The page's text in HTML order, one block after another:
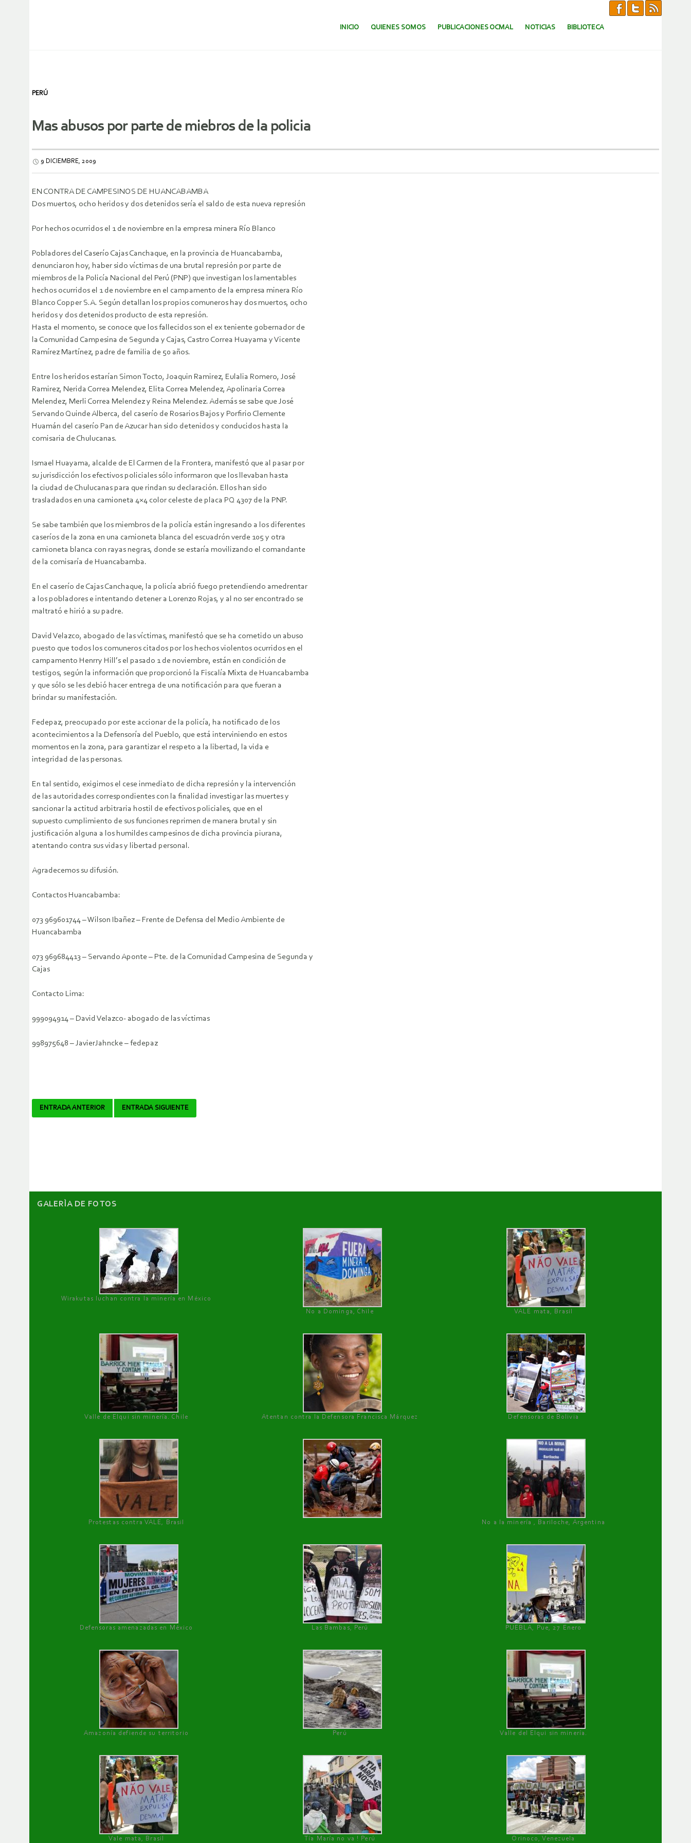
SALTAR AL CONTENIDO.
INICIO QUIENES SOMOS PUBLICACIONES OCMAL NOTICIAS BIBLIOTECA
PERÚ
Mas abusos por parte de miebros de la policia
9 DICIEMBRE, 2009
EN CONTRA DE CAMPESINOS DE HUANCABAMBA
Dos muertos, ocho heridos y dos detenidos sería el saldo de esta nueva represión
Por hechos ocurridos el 1 de noviembre en la empresa minera Río Blanco
Pobladores del Caserío Cajas Canchaque, en la provincia de Huancabamba,
denunciaron hoy, haber sido víctimas de una brutal represión por parte de
miembros de la Policía Nacional del Perú (PNP) que investigan los lamentables
hechos ocurridos el 1 de noviembre en el campamento de la empresa minera Río
Blanco Copper S.A. Según detallan los propios comuneros hay dos muertos, ocho
heridos y dos detenidos producto de esta represión.
Hasta el momento, se conoce que los fallecidos son el ex teniente gobernador de
la Comunidad Campesina de Segunda y Cajas, Castro Correa Huayama y Vicente
Ramírez Martínez, padre de familia de 50 años.
Entre los heridos estarían Simon Tocto, Joaquin Ramirez, Eulalia Romero, José
Ramirez, Nerida Correa Melendez, Elita Correa Melendez, Apolinaria Correa
Melendez, Merli Correa Melendez y Reina Melendez. Además se sabe que José
Servando Quinde Alberca, del caserío de Rosarios Bajos y Porfirio Clemente
Huamán del caserío Pan de Azucar han sido detenidos y conducidos hasta la
comisaria de Chulucanas.
Ismael Huayama, alcalde de El Carmen de la Frontera, manifestó que al pasar por
su jurisdicción los efectivos policiales sólo informaron que los llevaban hasta
la ciudad de Chulucanas para que rindan su declaración. Ellos han sido
trasladados en una camioneta 4×4 color celeste de placa PQ 4307 de la PNP.
Se sabe también que los miembros de la policía están ingresando a los diferentes
caseríos de la zona en una camioneta blanca del escuadrón verde 105 y otra
camioneta blanca con rayas negras, donde se estaría movilizando el comandante
de la comisaría de Huancabamba.
En el caserío de Cajas Canchaque, la policía abrió fuego pretendiendo amedrentar
a los pobladores e intentando detener a Lorenzo Rojas, y al no ser encontrado se
maltrató e hirió a su padre.
David Velazco, abogado de las víctimas, manifestó que se ha cometido un abuso
puesto que todos los comuneros citados por los hechos violentos ocurridos en el
campamento Henrry Hill’s el pasado 1 de noviembre, están en condición de
testigos, según la información que proporcionó la Fiscalía Mixta de Huancabamba
y que sólo se les debió hacer entrega de una notificación para que fueran a
brindar su manifestación.
Fedepaz, preocupado por este accionar de la policía, ha notificado de los
acontecimientos a la Defensoría del Pueblo, que está interviniendo en estos
momentos en la zona, para garantizar el respeto a la libertad, la vida e
integridad de las personas.
En tal sentido, exigimos el cese inmediato de dicha represión y la intervención
de las autoridades correspondientes con la finalidad investigar las muertes y
sancionar la actitud arbitraria hostil de efectivos policiales, que en el
supuesto cumplimiento de sus funciones reprimen de manera brutal y sin
justificación alguna a los humildes campesinos de dicha provincia piurana,
atentando contra sus vidas y libertad personal.
Agradecemos su difusión.
Contactos Huancabamba:
073 969601744 – Wilson Ibañez – Frente de Defensa del Medio Ambiente de
Huancabamba
073 969684413 – Servando Aponte – Pte. de la Comunidad Campesina de Segunda y
Cajas
Contacto Lima:
999094914 – David Velazco- abogado de las víctimas
998975648 – JavierJahncke – fedepaz
Navegador
ENTRADA ANTERIOR ENTRADA SIGUIENTE
GALERÌA DE FOTOS
Wirakutas luchan contra la minería en México
No a Dominga, Chile
VALE mata, Brasil
Valle de Elqui sin minería. Chile Atentan contra la Defensora Francisca Márquez Defensoras de Bolivia
Protestas contra VALE, Brasil No a la minería , Bariloche, Argentina
Defensoras amenazadas en México Las Bambas, Perú PUEBLA, Pue, 27 Enero
Amazonía defiende su territorio Perú Valle del Elqui sin minería.
Vale mata, Brasil Tía María no va ! Perú Orinoco, Venezuela